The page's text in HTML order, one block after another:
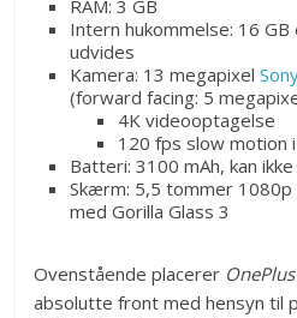
RAM: 3 GB
Intern hukommelse: 16 GB
udvides
Kamera: 13 megapixel
(forward facing: 5
4K videooptagelse
120 fps slow motion
Batteri: 3100 mAh, kan
Skærm: 5,5 tommer 1080p
med Gorilla Glass 3
Ovenstående placerer
absolutte front med hensyn til